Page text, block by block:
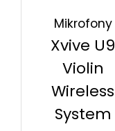
Mikrofony
Xvive U9
Violin
Wireless
System